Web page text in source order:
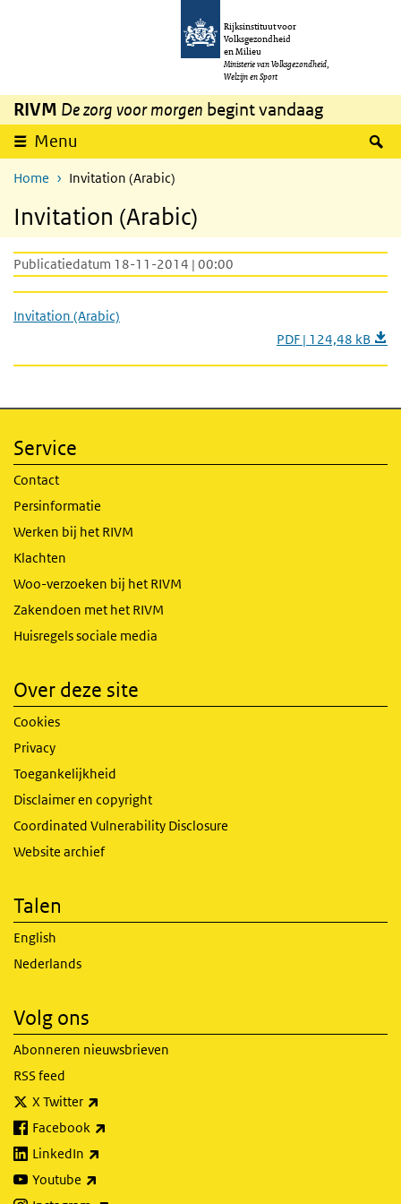
Overslaan en naar de inhoud gaan
Rijksinstituut voor
Volksgezondheid
en Milieu
Ministerie van Volksgezondheid,
Welzijn en Sport
RIVM De zorg voor morgen begint vandaag
Menu
Home Invitation (Arabic)
Invitation (Arabic)
Publicatiedatum 18-11-2014 | 00:00
Invitation (Arabic)
PDF | 124,48 kB
Service
Contact
Persinformatie
Werken bij het RIVM
Klachten
Woo-verzoeken bij het RIVM
Zakendoen met het RIVM
Huisregels sociale media
Over deze site
Cookies
Privacy
Toegankelijkheid
Disclaimer en copyright
Coordinated Vulnerability Disclosure
Website archief
Talen
English
Nederlands
Volg ons
Abonneren nieuwsbrieven
RSS feed
X Twitter
Facebook
LinkedIn
Youtube